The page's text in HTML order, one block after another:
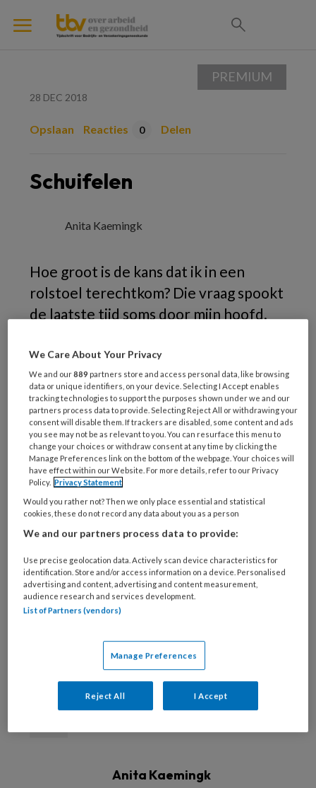
28 DEC 2018
Opslaan Reacties 0 Delen
Schuifelen
Anita Kaemingk
Hoe groot is de kans dat ik in een
rolstoel terechtkom? Die vraag spookt
de laatste tijd soms door mijn hoofd.
wrijft met de gedachte: wat een
interessante nieuwe fobie, ik denk dat
dit scenario niet ondenkbeeldig is.
Sterker nog, met een beetje ander
PREMIUM
Bekijk de mogelijkheden
Al abonnee?
PREMIUM
Reageer op dit artikel Deel dit artikel
Anita Kaemingk
We Care About Your Privacy
We and our889 partners store and access personal data, like browsing
data or unique identifiers, on your device. Selecting I Accept enables
tracking technologies to support the purposes shown under we and our
partners process data to provide. Selecting Reject All or withdrawing your
consent will disable them. If trackers are disabled, some content and ads
you see may not be as relevant to you. You can resurface this menu to
change your choices or withdraw consent at any time by clicking the
Manage Preferences link on the bottom of the webpage. Your choices will
have effect within our Website. For more details, refer to our Privacy
Policy. Privacy Statement
Would you rather not? Then we only place essential and statistical
cookies, these do not record any data about you as a person
We and our partners process data to provide:
Use precise geolocation data. Actively scan device characteristics for
identification. Store and/or access information on a device. Personalised
advertising and content, advertising and content measurement,
audience research and services development.
List of Partners (vendors)
Manage Preferences
Reject All I Accept